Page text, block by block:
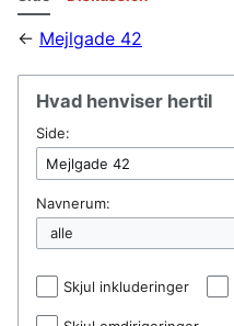
← Mejlgade 42
Hvad henviser hertil
Side:
Navnerum:
Skjul inkluderinger